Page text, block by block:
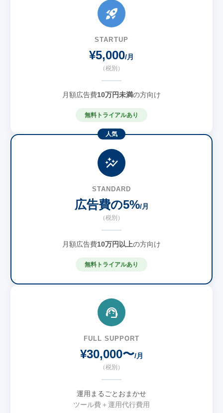
STARTUP
¥5,000/月
（税別）
月額広告費10万円未満の方向け
無料トライアルあり
STANDARD
広告費の5%/月
（税別）
月額広告費10万円以上の方向け
無料トライアルあり
FULL SUPPORT
¥30,000〜/月
（税別）
運用まるごとおまかせ
ツール費＋運用代行費用